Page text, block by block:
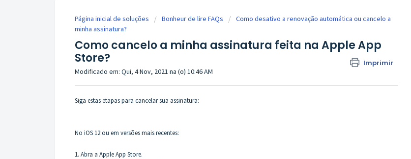
Página inicial de soluções Bonheur de lire FAQs
Como desativo a renovação automática ou cancelo a
minha assinatura?
Como cancelo a minha assinatura feita na Apple App
Store?
Imprimir
Modificado em: Qui, 4 Nov, 2021 na (o) 10:46 AM
Siga estas etapas para cancelar sua assinatura:
No iOS 12 ou em versões mais recentes:
1. Abra a Apple App Store.